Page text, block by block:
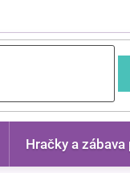
Hračky a